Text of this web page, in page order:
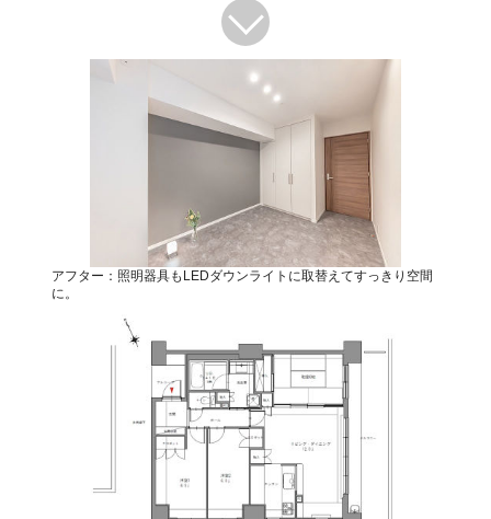
アフター：照明器具もLEDダウンライトに取替えてすっきり空間
に。